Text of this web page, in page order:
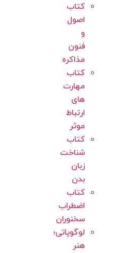
کتاب
اصول
فنون
مذاکره
کتاب
مهارت
های
ارتباط
موثر
کتاب
شناخت
زبان
بدن
کتاب
اضطراب
سخنوران
لوگوپاتی؛
هنر